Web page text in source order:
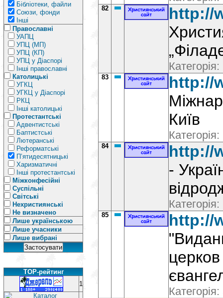
Бібліотеки, файли
Союзи, фонди
Інші
Православні
УАПЦ
УПЦ (МП)
УПЦ (КП)
УПЦ у Діаспорі
Інші православні
Католицькі
УГКЦ
УГКЦ у Діаспорі
РКЦ
Інші католицькі
Протестантські
Адвентистські
Баптистські
Лютеранські
Реформатські
П’ятидесятницькі
Харизматичні
Інші протестантські
Міжконфесійні
Суспільні
Світські
Нехристиянські
Не визначено
Лише українською
Лише учасники
Лише вибрані
TOP-рейтинг
1
82
http://
Категорія:
83
http://
Київ
Категорія:
84
http://
-
Категорія:
85
http://
Категорія: